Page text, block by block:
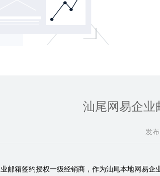
汕尾网易企业
发
邮箱签约授权一级经销商，作为汕尾本地网易